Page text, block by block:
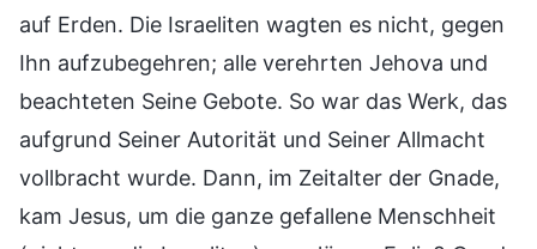
auf Erden. Die Israeliten wagten es nicht, gegen
Ihn aufzubegehren; alle verehrten Jehova und
beachteten Seine Gebote. So war das Werk, das
aufgrund Seiner Autorität und Seiner Allmacht
vollbracht wurde. Dann, im Zeitalter der Gnade,
kam Jesus, um die ganze gefallene Menschheit